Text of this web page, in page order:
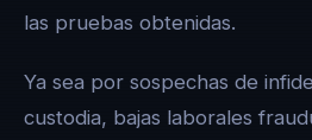
las pruebas obtenidas.
Ya sea por sospechas de
custodia, bajas laborales